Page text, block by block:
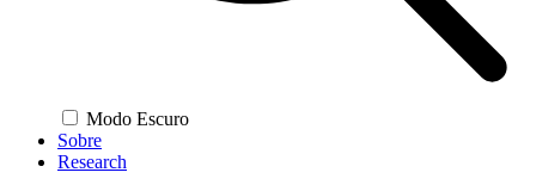
Modo Escuro
Sobre
Research